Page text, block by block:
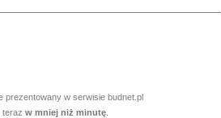
prezentowany w serwisie budnet.pl
teraz w mniej niż minutę